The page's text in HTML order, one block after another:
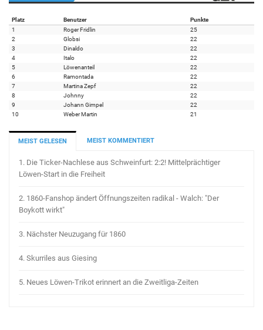
Platz Benutzer
Punkte
1
Roger Fridlin
25
2
Globsi
22
3
Dinaldo
22
4
Italo
22
5
Löwenanteil
22
6
Ramontada
22
7
Martina Zepf
22
8
Johnny
22
9
Johann Gimpel
22
10
Weber Martin 21
MEIST GELESEN MEIST KOMMENTIERT
1. Die Ticker-Nachlese aus Schweinfurt: 2:2! Mittelprächtiger
Löwen-Start in die Freiheit
2. 1860-Fanshop ändert Öffnungszeiten radikal - Walch: "Der
Boykott wirkt"
3. Nächster Neuzugang für 1860
4. Skurriles aus Giesing
5. Neues Löwen-Trikot erinnert an die Zweitliga-Zeiten